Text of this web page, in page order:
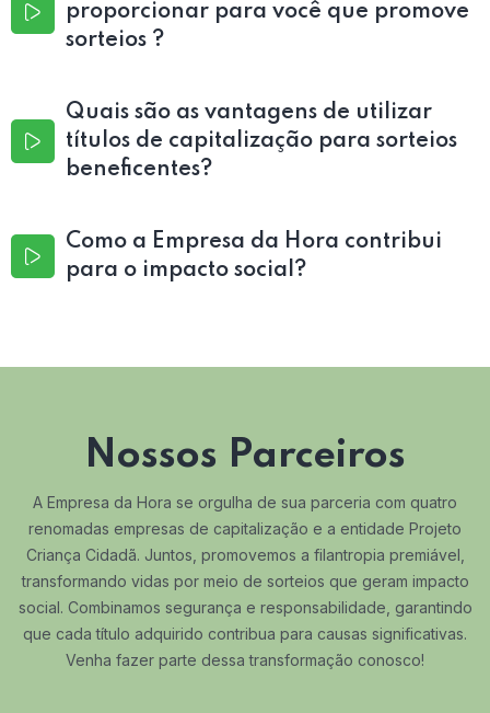
proporcionar para você que promove
sorteios ?
Quais são as vantagens de utilizar
títulos de capitalização para sorteios
beneficentes?
Como a Empresa da Hora contribui
para o impacto social?
Nossos Parceiros
A Empresa da Hora se orgulha de sua parceria com quatro
renomadas empresas de capitalização e a entidade Projeto
Criança Cidadã. Juntos, promovemos a filantropia premiável,
transformando vidas por meio de sorteios que geram impacto
social. Combinamos segurança e responsabilidade, garantindo
que cada título adquirido contribua para causas significativas.
Venha fazer parte dessa transformação conosco!